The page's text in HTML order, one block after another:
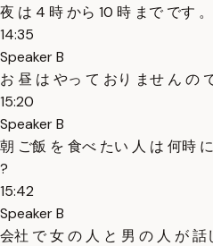
夜 は 4 時 から 10 時 まで です 。
14:35
Speaker B
お 昼 は やっ て おり ませ ん の
15:20
Speaker B
朝 ご飯 を 食べ たい 人 は 何時
?
15:42
Speaker B
会社 で 女 の 人 と 男 の 人 が 話